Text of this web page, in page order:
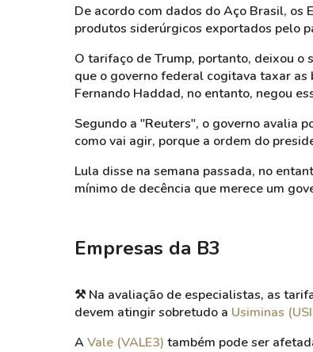
De acordo com dados do Aço Brasil,
produtos siderúrgicos exportados pelo
O tarifaço de Trump, portanto, deixou o
que o governo federal cogitava taxar
Fernando Haddad, no entanto, negou
Segundo a "Reuters", o governo avalia
como vai agir, porque a ordem do
Lula disse na semana passada, no
mínimo de decência que merece um
Empresas da B3
⚒️Na avaliação de especialistas, as
devem atingir sobretudo a Usiminas
AVale (VALE3) também pode ser